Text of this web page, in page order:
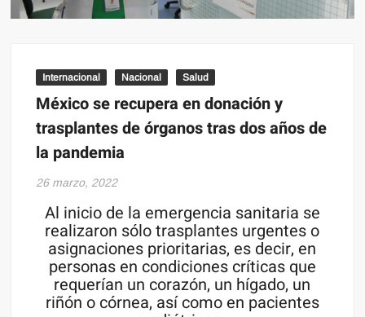
Internacional Nacional Salud
México se recupera en donación y
trasplantes de órganos tras dos años de
la pandemia
26 marzo, 2022
Al inicio de la emergencia sanitaria se
realizaron sólo trasplantes urgentes o
asignaciones prioritarias, es decir, en
personas en condiciones críticas que
requerían un corazón, un hígado, un
riñón o córnea, así como en pacientes